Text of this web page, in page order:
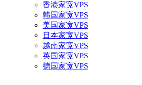
香港家宽VPS
韩国家宽VPS
美国家宽VPS
日本家宽VPS
越南家宽VPS
英国家宽VPS
德国家宽VPS